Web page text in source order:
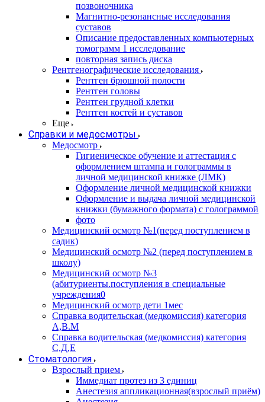
позвоночника
Магнитно-резонансные исследования
суставов
Описание предоставленных компьютерных
томограмм 1 исследование
повторная запись диска
Рентгенографические исследования
Рентген брюшной полости
Рентген головы
Рентген грудной клетки
Рентген костей и суставов
Еще
Справки и медосмотры
Медосмотр
Гигиеническое обучение и аттестация с
оформлением штампа и голограммы в
личной медицинской книжке (ЛМК)
Оформление личной медицинской книжки
Оформление и выдача личной медицинской
книжки (бумажного формата) с голограммой
фото
Медицинский осмотр №1(перед поступлением в
садик)
Медицинский осмотр №2 (перед поступлением в
школу)
Медицинский осмотр №3
(абитуриенты.поступления в специальные
учреждения0
Медицинский осмотр дети 1мес
Справка водительская (медкомиссия) категория
А,В.М
Справка водительская (медкомиссия) категория
С,Д,Е
Стоматология
Взрослый прием
Иммедиат протез из 3 единиц
Анестезия аппликационная(взрослый приём)